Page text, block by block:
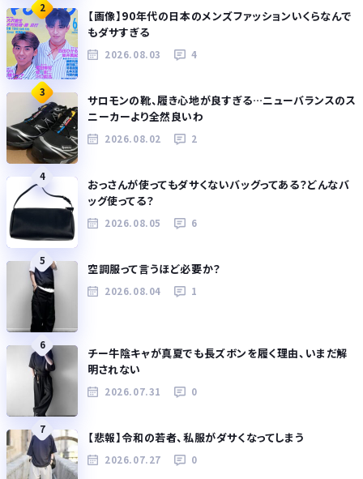
2
【画像】90年代の日本のメンズファッションいくらなんで
もダサすぎる
2026.08.03 4
3
サロモンの靴、履き心地が良すぎる…ニューバランスのス
ニーカーより全然良いわ
2026.08.02 2
4
おっさんが使ってもダサくないバッグってある？どんなバ
ッグ使ってる？
2026.08.05 6
5
空調服って言うほど必要か？
2026.08.04 1
6
チー牛陰キャが真夏でも長ズボンを履く理由、いまだ解
明されない
2026.07.31 0
7
【悲報】令和の若者、私服がダサくなってしまう
2026.07.27 0